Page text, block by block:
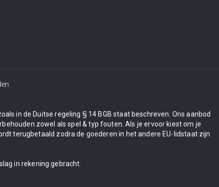
in de Duitse regeling § 14 BGB staat beschreven. Ons aanbod
zowel als spel & typ fouten. Als je ervoor kiest om je
terugbetaald zodra de goederen in het andere EU-lidstaat zijn
in rekening gebracht.